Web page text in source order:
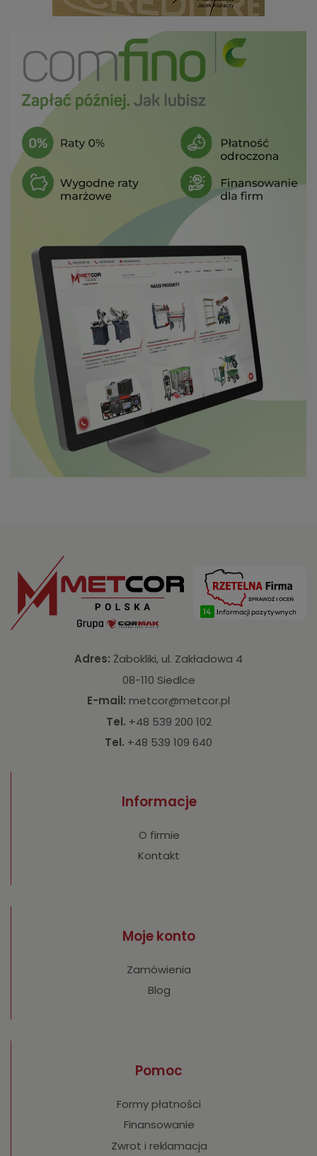
Adres: Żabokliki, ul. Zakładowa 4
08-110 Siedlce
E-mail: metcor@metcor.pl
Tel. +48 539 200 102
Tel. +48 539 109 640
Informacje
O firmie
Kontakt
Moje konto
Zamówienia
Blog
Pomoc
Formy płatności
Finansowanie
Zwrot i reklamacja